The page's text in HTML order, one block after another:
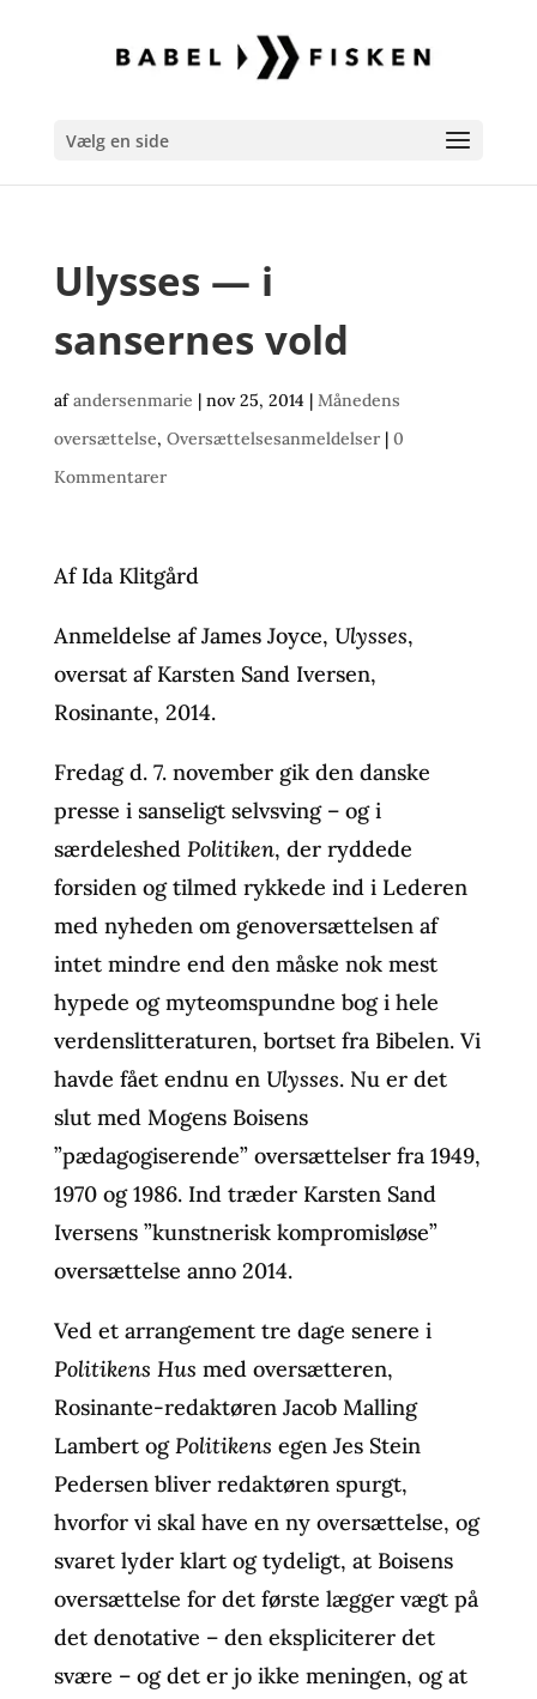
Vælg en side
Ulysses — i
sansernes vold
afandersenmarie | nov 25, 2014 | Månedens
oversættelse, Oversættelsesanmeldelser| 0
Kommentarer
Af Ida Klitgård
Anmeldelse af James Joyce, Ulysses,
oversat af Karsten Sand Iversen,
Rosinante, 2014.
Fredag d. 7. november gik den danske
presse i sanseligt selvsving – og i
særdeleshed Politiken, der ryddede
forsiden og tilmed rykkede ind i Lederen
med nyheden om genoversættelsen af
intet mindre end den måske nok mest
hypede og myteomspundne bog i hele
verdenslitteraturen, bortset fra Bibelen. Vi
havde fået endnu en Ulysses. Nu er det
slut med Mogens Boisens
”pædagogiserende” oversættelser fra 1949,
1970 og 1986. Ind træder Karsten Sand
Iversens ”kunstnerisk kompromisløse”
oversættelse anno 2014.
Ved et arrangement tre dage senere i
Politikens Hus med oversætteren,
Rosinante-redaktøren Jacob Malling
Lambert ogPolitikens egen Jes Stein
Pedersen bliver redaktøren spurgt,
hvorfor vi skal have en ny oversættelse, og
svaret lyder klart og tydeligt, at Boisens
oversættelse for det første lægger vægt på
det denotative – den ekspliciterer det
svære – og det er jo ikke meningen, og at